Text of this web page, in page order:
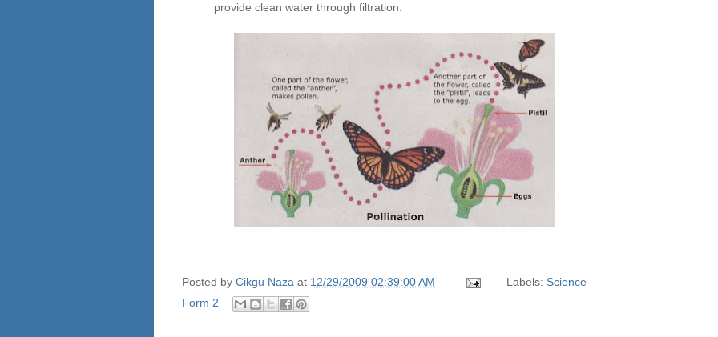
provide clean water through filtration.
Posted by Cikgu Naza at 12/29/2009 02:39:00 AM Labels: Science
Form 2